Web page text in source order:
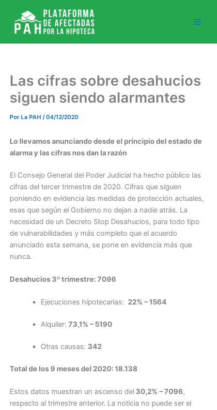
contenido
Las cifras sobre desahucios
siguen siendo alarmantes
Por La PAH /04/12/2020
Lo llevamos anunciando desde el principio del estado de
alarma y las cifras nos dan la razón
El Consejo General del Poder Judicial ha hecho público las
cifras del tercer trimestre de 2020. Cifras que siguen
poniendo en evidencia las medidas de protección actuales,
esas que según el Gobierno no dejan a nadie atrás. La
necesidad de un Decreto Stop Desahucios, para todo tipo
de vulnerabilidades y más completo que el acuerdo
anunciado esta semana, se pone en evidencia más que
nunca.
Desahucios 3º trimestre: 7096
Ejecuciones hipotecarias: 22% – 1564
Alquiler: 73,1% – 5190
Otras causas: 342
Total de los 9 meses del 2020: 18.138
Estos datos muestran un ascenso del 30,2% – 7096,
respecto al trimestre anterior. La noticia no puede ser el